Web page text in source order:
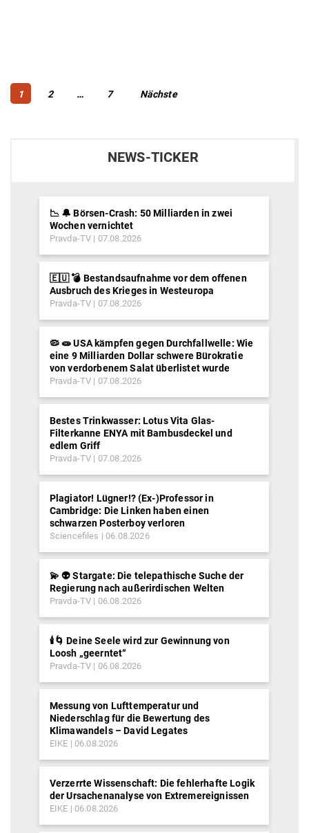
Beitragsnavigation
Page
1 Page
2 … Page
7 Nächste
NEWS-TICKER
📉 🔔 Börsen-Crash: 50 Milliarden in zwei
Wochen vernichtet
Pravda-TV 07.08.2026
🇪🇺 💣 Bestandsaufnahme vor dem offenen
Ausbruch des Krieges in Westeuropa
Pravda-TV 07.08.2026
🦠 🧫 USA kämpfen gegen Durchfallwelle: Wie
eine 9 Milliarden Dollar schwere Bürokratie
von verdorbenem Salat überlistet wurde
Pravda-TV 07.08.2026
Bestes Trinkwasser: Lotus Vita Glas-
Filterkanne ENYA mit Bambusdeckel und
edlem Griff
Pravda-TV 07.08.2026
Plagiator! Lügner!? (Ex-)Professor in
Cambridge: Die Linken haben einen
schwarzen Posterboy verloren
Sciencefiles 06.08.2026
💫 👽 Stargate: Die telepathische Suche der
Regierung nach außerirdischen Welten
Pravda-TV 06.08.2026
🕯️🌀 Deine Seele wird zur Gewinnung von
Loosh „geerntet“
Pravda-TV 06.08.2026
Messung von Lufttemperatur und
Niederschlag für die Bewertung des
Klimawandels – David Legates
EIKE 06.08.2026
Verzerrte Wissenschaft: Die fehlerhafte Logik
der Ursachenanalyse von Extremereignissen
EIKE 06.08.2026